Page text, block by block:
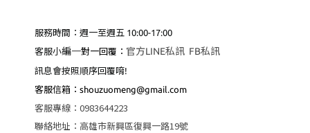
服務時間：週一至週五 10:00-17:00
客服小編一對一回覆： 官方LINE私訊 FB私訊
訊息會按照順序回覆唷!
客服信箱：shouzuomeng@gmail.com
客服專線 ： 0983644223
聯絡地址 ： 高雄市新興區復興一路19號